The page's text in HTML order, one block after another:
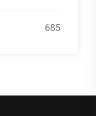
685